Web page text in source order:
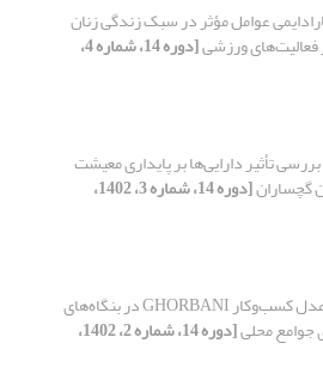
عوامل مؤثر در سبک زندگی زنان
ورزشی [دوره 14، شماره 4،
بررسی تأثیر دارایی‌ها بر پایداری معیشت
گچساران [دوره 14، شماره 3، 1402،
ارائه مدل کسب‌و‌کار GHORBANI در بنگاه‌های
جوامع محلی [دوره 14، شماره 2، 1402،